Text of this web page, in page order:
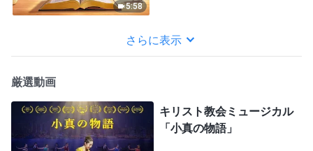
5:58
さらに表示
厳選動画
キリスト教会ミュージカル
「小真の物語」